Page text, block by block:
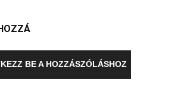
BE A HOZZÁSZÓLÁSHOZ